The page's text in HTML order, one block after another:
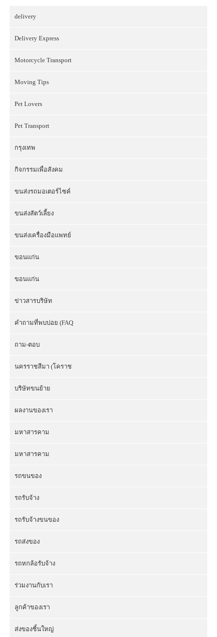
delivery
Delivery Express
Motorcycle Transport
Moving Tips
Pet Lovers
Pet Transport
กรุงเทพ
กิจกรรมเพื่อสังคม
ขนส่งรถมอเตอร์ไซค์
ขนส่งสัตว์เลี้ยง
ขนส่งเครื่องมือแพทย์
ขอนแก่น
ขอนแก่น
ข่าวสารบริษัท
คำถามที่พบบ่อย (FAQ
ถาม-ตอบ
นครราชสีมา (โคราช
บริษัทขนย้าย
ผลงานของเรา
มหาสารคาม
มหาสารคาม
รถขนของ
รถรับจ้าง
รถรับจ้างขนของ
รถส่งของ
รถหกล้อรับจ้าง
ร่วมงานกับเรา
ลูกค้าของเรา
ส่งของชิ้นใหญ่